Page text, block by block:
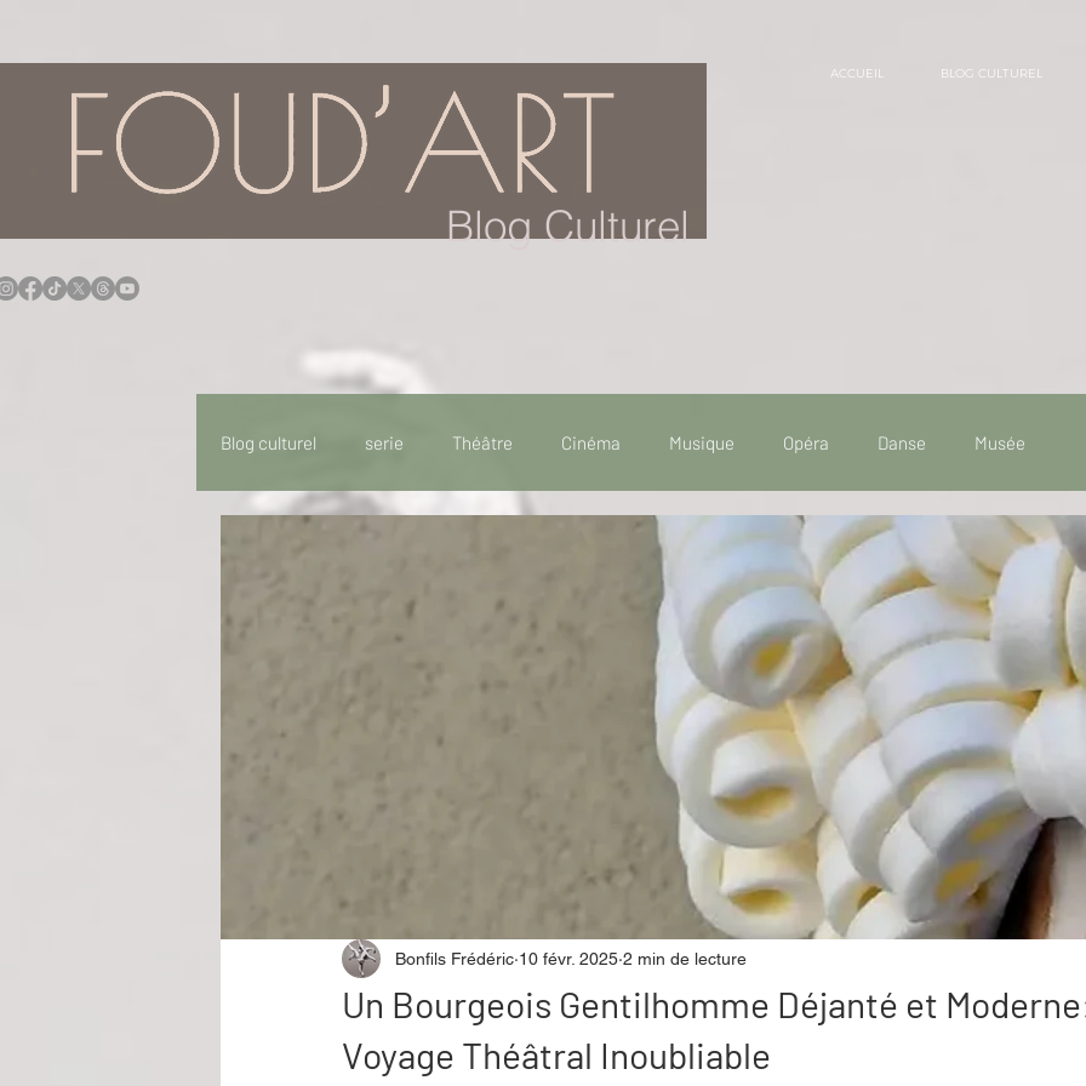
Blog Culturel
ACCUEIL BLOG CULTUREL
Blog culturel serie Théâtre Cinéma Musique Opéra Danse Musée
Fooding - Restaurant Burlesque
Festival Coup de coeur Instructif
Événement Validé par Romane. Spécial Famille Littérature Cirque Interview
Hommage
Un Bourgeois Gentilhomme Déjanté et
Voyage Théâtral Inoubliable
Bonfils Frédéric 10 févr. 2025 2 min de lecture